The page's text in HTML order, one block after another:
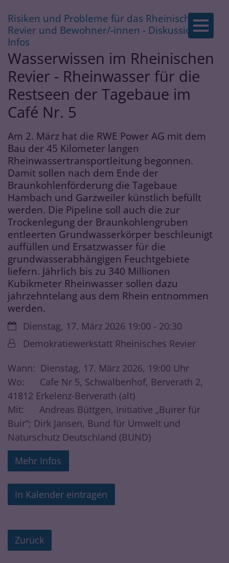
Zum Inhalt springen
Risiken und Probleme für das Rheinische
Revier und Bewohner/-innen - Diskussion &
Infos
Wasserwissen im Rheinischen
Revier - Rheinwasser für die
Restseen der Tagebaue im
Café Nr. 5
Am 2. März hat die RWE Power AG mit dem
Bau der 45 Kilometer langen
Rheinwassertransportleitung begonnen.
Damit sollen nach dem Ende der
Braunkohlenförderung die Tagebaue
Hambach und Garzweiler künstlich befüllt
werden. Die Pipeline soll auch die zur
Trockenlegung der Braunkohlengruben
entleerten Grundwasserkörper beschleunigt
auffüllen und Ersatzwasser für die
grundwasserabhängigen Feuchtgebiete
liefern. Jährlich bis zu 340 Millionen
Kubikmeter Rheinwasser sollen dazu
jahrzehntelang aus dem Rhein entnommen
werden.
Datum:Dienstag, 17. März 2026 19:00 - 20:30
Von:Demokratiewerkstatt Rheinisches Revier
Wann: Dienstag, 17. März 2026, 19:00 Uhr
Wo: Cafe Nr 5, Schwalbenhof, Berverath 2,
41812 Erkelenz-Berverath (alt)
Mit: Andreas Büttgen, Initiative „Buirer für
Buir“; Dirk Jansen, Bund für Umwelt und
Naturschutz Deutschland (BUND)
Mehr Infos
In Kalender eintragen
Zurück